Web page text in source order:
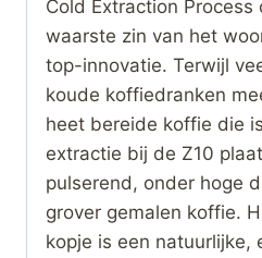
Cold Extraction
waarste zin van het
top-innovatie. Terwijl
koude koffiedranken
heet bereide koffie die
extractie bij de Z10
pulserend, onder hoge
grover gemalen koffie.
kopje is een natuurlijke,